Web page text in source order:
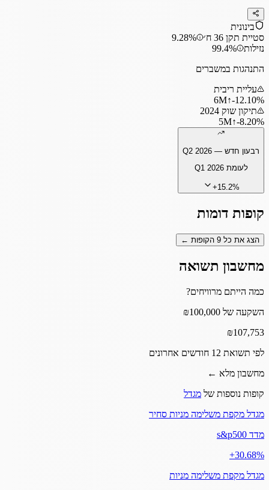
בינונית
סטיית תקן 36 ח׳
9.28%
נזילות
99.4%
התנהגות במשברים
עליית ריבית
‎-12.10%
↑
6M
תיקון שוק 2024
‎-8.20%
↑
5M
רבעון חדש — Q2 2026
לעומתQ1 2026
+15.2%
קופות דומות
הצג את כל 9 הקופות ←
מחשבון תשואה
כמה הייתם מרוויחים?
השקעה של ₪100,000
₪107,753
לפי תשואת 12 חודשים אחרונים
מחשבון מלא ←
קופות נוספות של מגדל
מגדל מקפת משלימה מניות סחיר
מדד s&p500
‎+30.68%
מגדל מקפת משלימה מניות